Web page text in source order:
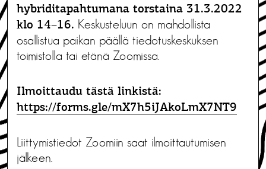
hybriditapahtumana torstaina 31.3.2022
klo 14–16. Keskusteluun on mahdollista
osallistua paikan päällä tiedotuskeskuksen
toimistolla tai etänä Zoomissa.
Ilmoittaudu tästä linkistä:
https://forms.gle/mX7h5iJAkoLmX7NT9
Liittymistiedot Zoomiin saat ilmoittautumisen
jälkeen.